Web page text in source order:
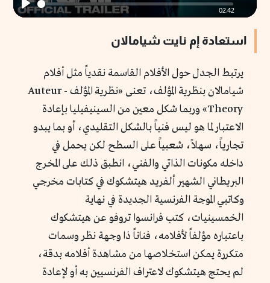
Play
02:42
استعادة إم نايت شيامالان
يرتبط الجدل حول الأفلام القاسمة نقدياً مثل أفلام
شيامالان بنظرية المؤلف، تعنى «نظرية المؤلف - Auteur
Theory» وربما شكل معين من السينيفيليا بإعادة
الاعتبار لما هو ليس فنياً بالشكل التقليدي، أو بما يبدو
تجارياً، سهلاً، شعبياً على السطح لكن يحمل في
داخله مكونات الذاتي والفني، انطبق ذلك على المخرج
البريطاني الشهير ألفريد هيتشكوك في كتابات مخرجي
وكاتبي الموجة الفرنسية الجديدة في نهاية
الخمسينيات، كتب فرانسوا تروفو عن هيتشكوك
باعتباره مؤلفاً لأفلامه، فناناً ذا وجهة نظر وسمات
متكررة يمكن استخلاصها من مشاهدة أفلامه بدقة،
لم يحتج هيتشكوك لاعتراف الفرنسيين به أو لإعادة